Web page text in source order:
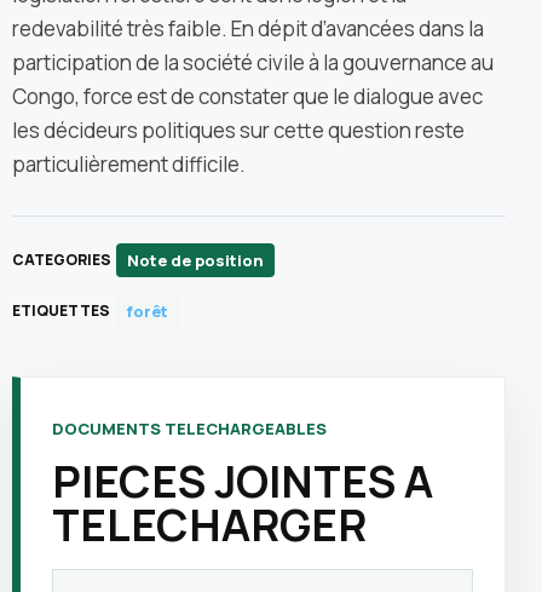
redevabilité très faible. En dépit d’avancées dans la
participation de la société civile à la gouvernance au
Congo, force est de constater que le dialogue avec
les décideurs politiques sur cette question reste
particulièrement difficile.
CATEGORIES Note de position
ETIQUETTES forêt
DOCUMENTS TELECHARGEABLES
PIECES JOINTES A
TELECHARGER